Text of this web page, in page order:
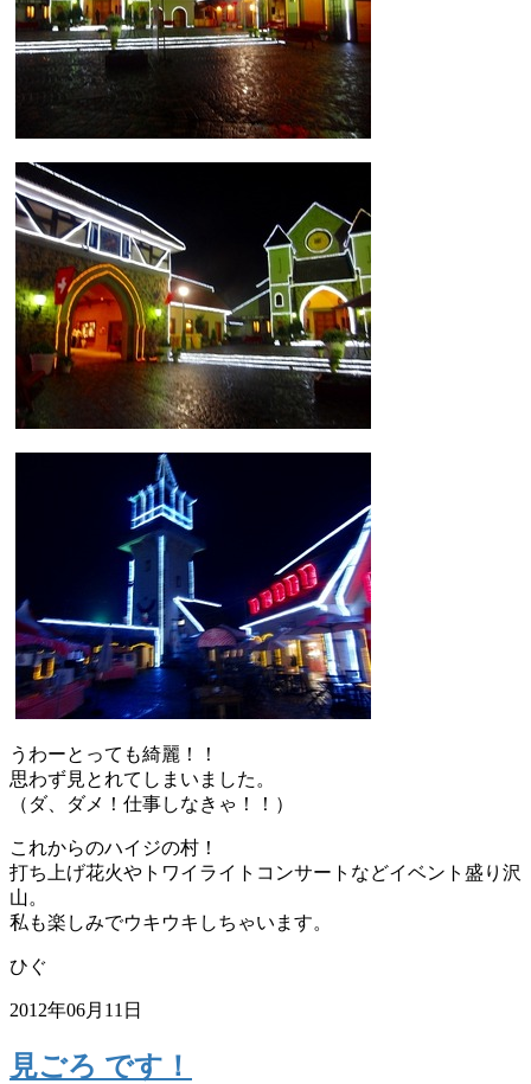
うわーとっても綺麗！！
思わず見とれてしまいました。
（ダ、ダメ！仕事しなきゃ！！）
これからのハイジの村！
打ち上げ花火やトワイライトコンサートなどイベント盛り沢
山。
私も楽しみでウキウキしちゃいます。
ひぐ
2012年06月11日
見ごろ です！